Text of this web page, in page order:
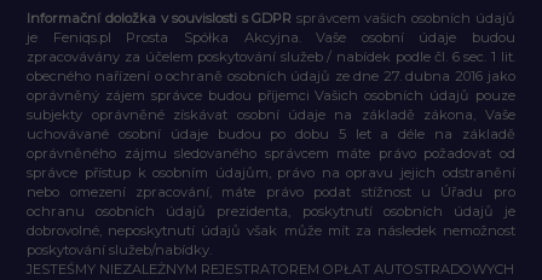
Informační doložka v souvislosti s GDPR správcem vašich osobních údajů
je Feniqs.pl Prosta Spółka Akcyjna. Vaše osobní údaje budou
zpracovávány za účelem poskytování služeb / nabídek podle čl. 6 sec. 1 lit.
obecného nařízení o ochraně osobních údajů ze dne 27. dubna 2016 jako
oprávněný zájem správce budou příjemci Vašich osobních údajů pouze
subjekty oprávněné získávat osobní údaje na základě zákona, Vaše
uchovávané osobní údaje budou po dobu 5 let a déle na základě
oprávněného zájmu sledovaného správcem máte právo požadovat od
správce přístup k osobním údajům, právo na opravu jejich odstranění
nebo omezení zpracování, máte právo podat stížnost u Úřadu pro
ochranu osobních údajů prezidenta, poskytnutí osobních údajů je
dobrovolné, neposkytnutí údajů však může mít za následek nemožnost
poskytování služeb/nabídky.
JESTEŚMY NIEZALEŻNYM REJESTRATOREM OPŁAT AUTOSTRADOWYCH